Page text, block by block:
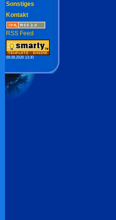
Sonstiges
Kontakt
RSS Feed
09.08.2026 13:30